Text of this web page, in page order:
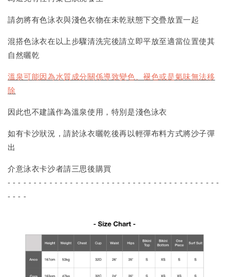
請勿將有色泳衣與淺色衣物在未乾狀態下交疊放置一起
混搭色泳衣在以上步驟清洗完後請立即平放至適當位置使其
自然曬乾
溫泉可能因為水質成分關係導致變色、褪色或是氣味無法移
除
因此也不建議作為溫泉使用，特別是淺色泳衣
如有卡沙狀況，請於泳衣曬乾後再以輕彈布料方式將沙子彈
出
介意泳衣卡沙者請三思後購買
- - - - - - - - - - - - - - - - - - - - - - - - - - - - - - - - - - - - - - - - -
- - - -